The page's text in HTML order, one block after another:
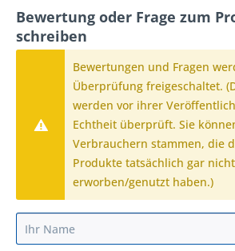
Bewertung oder Frage zum
schreiben
Bewertungen und Fragen
Überprüfung freigeschaltet.
werden vor ihrer
Echtheit überprüft. Sie
Verbrauchern stammen, die
Produkte tatsächlich gar nicht
erworben/genutzt haben.)